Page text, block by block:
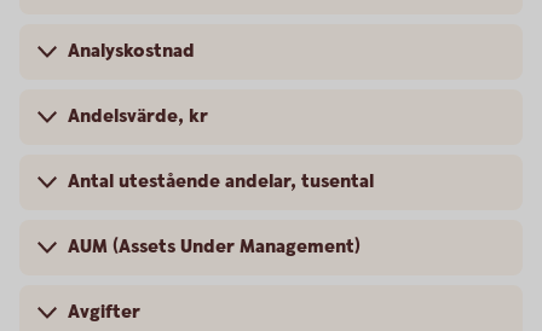
Analyskostnad
Andelsvärde, kr
Antal utestående andelar, tusental
AUM (Assets Under Management)
Avgifter